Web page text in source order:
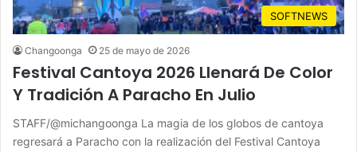
SOFTNEWS
Changoonga 25 de mayo de 2026
Festival Cantoya 2026 Llenará De Color
Y Tradición A Paracho En Julio
STAFF/@michangoonga La magia de los globos de cantoya
regresará a Paracho con la realización del Festival Cantoya